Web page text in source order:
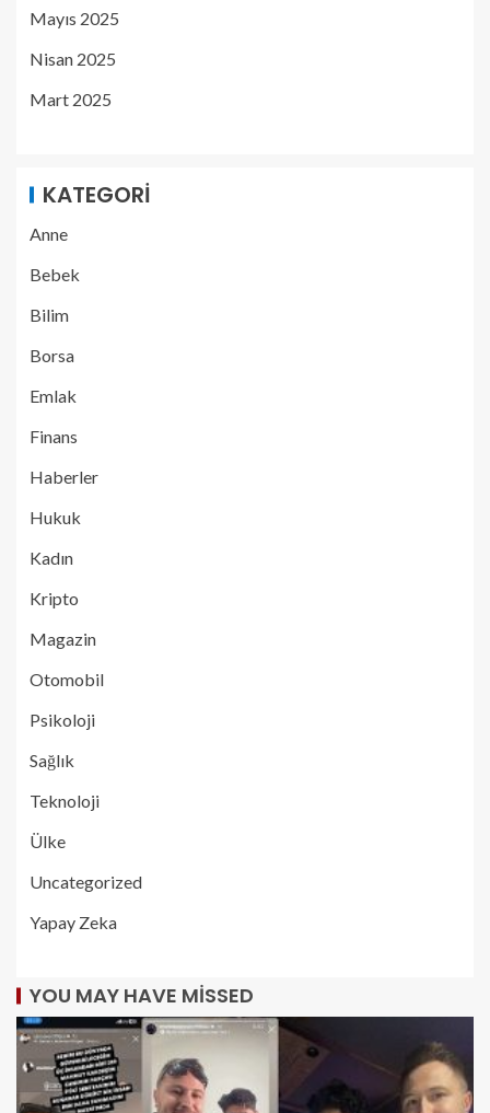
Mayıs 2025
Nisan 2025
Mart 2025
KATEGORI
Anne
Bebek
Bilim
Borsa
Emlak
Finans
Haberler
Hukuk
Kadın
Kripto
Magazin
Otomobil
Psikoloji
Sağlık
Teknoloji
Ülke
Uncategorized
Yapay Zeka
YOU MAY HAVE MISSED